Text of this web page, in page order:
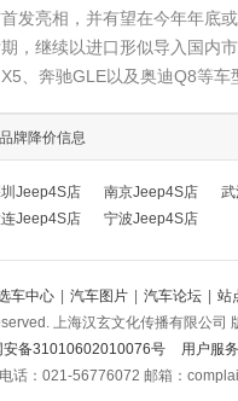
发亮相，并有望在今年年底
，继续以进口形似导入国内
、奔驰GLE以及奥迪Q8等车
牌降价信息
Jeep4S店 南京Jeep4S店
Jeep4S店 宁波Jeep4S店
车中心 | 汽车图片 | 汽车论坛 | 站
上海汉玄文化传播有限公司
安备31010602010076号 用户服
话：021-56776072 邮箱：